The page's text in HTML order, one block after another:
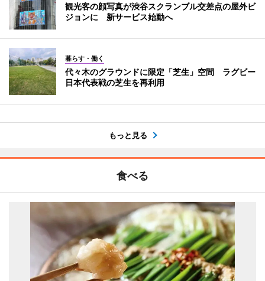
観光客の顔写真が渋谷スクランブル交差点の屋外ビ
ジョンに 新サービス始動へ
暮らす・働く
代々木のグラウンドに限定「芝生」空間 ラグビー
日本代表戦の芝生を再利用
もっと見る
食べる